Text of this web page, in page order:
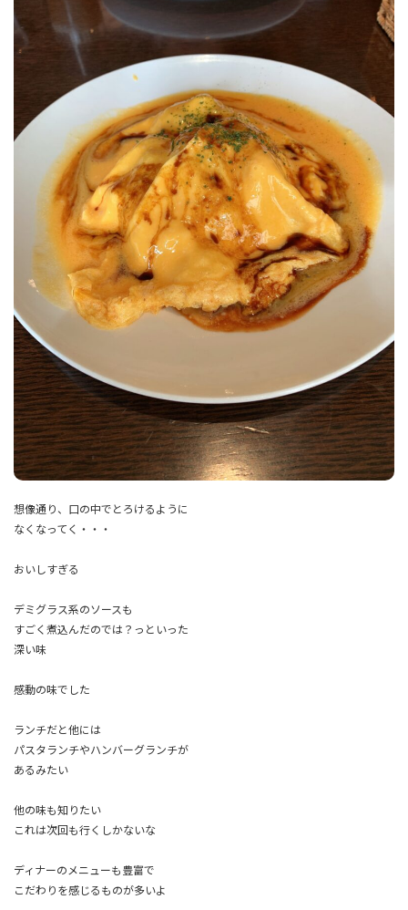
想像通り、口の中でとろけるように
なくなってく・・・
おいしすぎる
デミグラス系のソースも
すごく煮込んだのでは？っといった
深い味
感動の味でした
ランチだと他には
パスタランチやハンバーグランチが
あるみたい
他の味も知りたい
これは次回も行くしかないな
ディナーのメニューも豊富で
こだわりを感じるものが多いよ